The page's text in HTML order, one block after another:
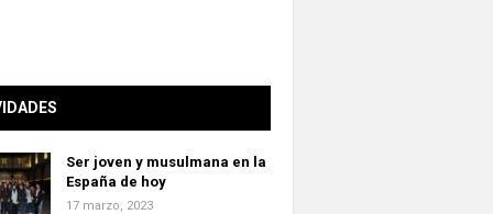
Ser joven y musulmana en la
España de hoy
17 marzo, 2023